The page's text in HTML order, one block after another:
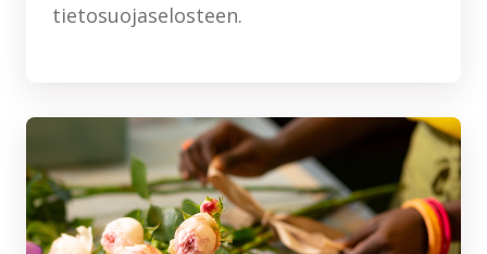
tietosuojaselosteen.